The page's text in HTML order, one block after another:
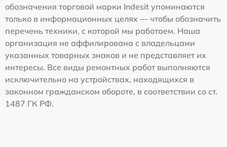
обозначения торговой марки Indesit упоминаются
только в информационных целях — чтобы обозначить
перечень техники, с которой мы работаем. Наша
организация не аффилирована с владельцами
указанных товарных знаков и не представляет их
интересы. Все виды ремонтных работ выполняются
исключительно на устройствах, находящихся в
законном гражданском обороте, в соответствии со ст.
1487 ГК РФ.